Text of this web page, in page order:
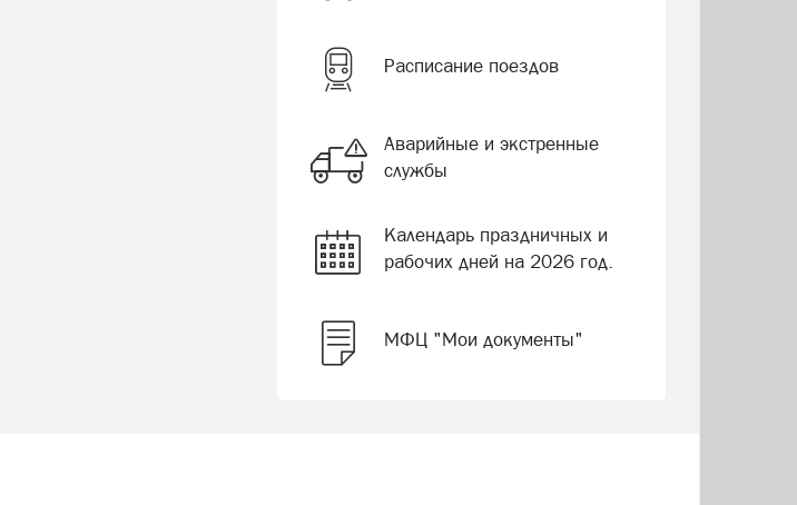
Расписание поездов
Аварийные и экстренные
службы
Календарь праздничных и
рабочих дней на 2026 год.
МФЦ "Мои документы"